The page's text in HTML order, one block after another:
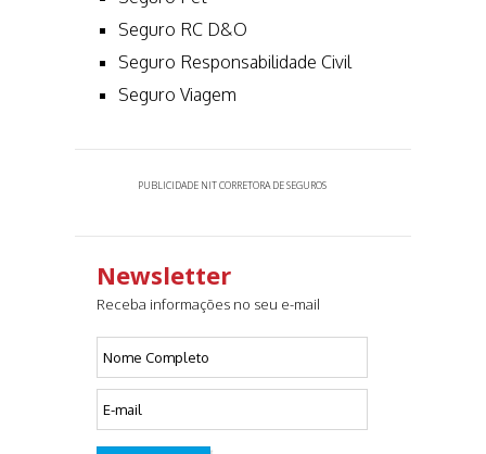
Seguro RC D&O
Seguro Responsabilidade Civil
Seguro Viagem
PUBLICIDADE NIT CORRETORA DE SEGUROS
Newsletter
Receba informações no seu e-mail